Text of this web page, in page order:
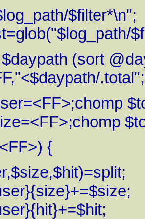
$filter*\n";
(sort
.total";
{